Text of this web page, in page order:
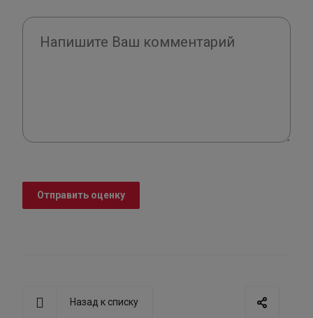
Отправить оценку
Назад к списку